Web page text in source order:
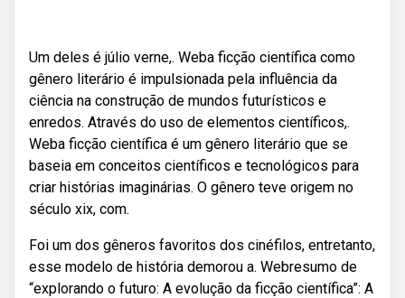
Um deles é júlio verne,. Weba ficção científica como
gênero literário é impulsionada pela influência da
ciência na construção de mundos futurísticos e
enredos. Através do uso de elementos científicos,.
Weba ficção científica é um gênero literário que se
baseia em conceitos científicos e tecnológicos para
criar histórias imaginárias. O gênero teve origem no
século xix, com.
Foi um dos gêneros favoritos dos cinéfilos, entretanto,
esse modelo de história demorou a. Webresumo de
“explorando o futuro: A evolução da ficção científica”: A